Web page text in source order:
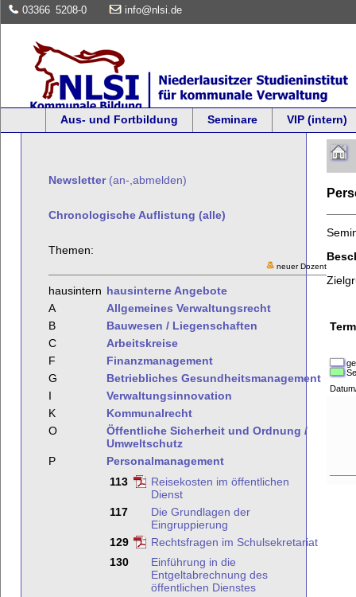
03366 5208-0 info@nlsi.de
Aus- und Fortbildung Seminare VIP (intern)
Newsletter(an-,abmelden)
Chronologische Auflistung (alle)
Themen:
neuer Dozent
hausintern hausinterne Angebote
A
Allgemeines Verwaltungsrecht
B
Bauwesen / Liegenschaften
C
Arbeitskreise
F
Finanzmanagement
G
Betriebliches Gesundheitsmanagement
I
Verwaltungsinnovation
K
Kommunalrecht
O
Öffentliche Sicherheit und Ordnung /
Umweltschutz
P
Personalmanagement
113
Reisekosten im öffentlichen
Dienst
117
Die Grundlagen der
Eingruppierung
129
Rechtsfragen im Schulsekretariat
130
Einführung in die
Entgeltabrechnung des
öffentlichen Dienstes